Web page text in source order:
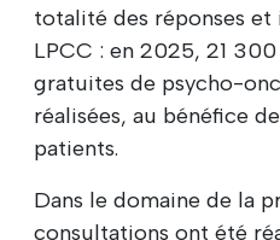
totalité des réponses
LPCC : en 2025, 21
gratuites de psycho-
réalisées, au bénéfice
patients.
Dans le domaine de la
consultations ont été